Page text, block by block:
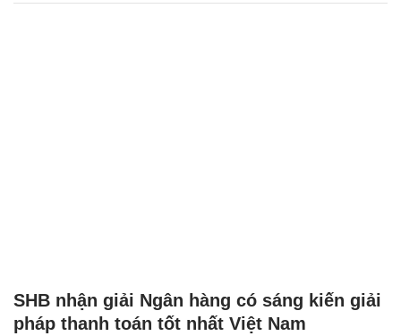
SHB nhận giải Ngân hàng có sáng kiến giải
pháp thanh toán tốt nhất Việt Nam